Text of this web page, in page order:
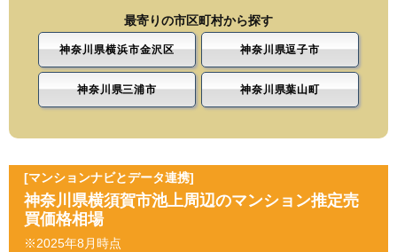
最寄りの市区町村から探す
神奈川県横浜市金沢区 神奈川県逗子市
神奈川県三浦市 神奈川県葉山町
[マンションナビとデータ連携]
神奈川県横須賀市池上周辺のマンション推定売
買価格相場
※2025年8月時点